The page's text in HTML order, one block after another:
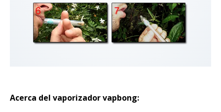
Acerca del vaporizador vapbong: